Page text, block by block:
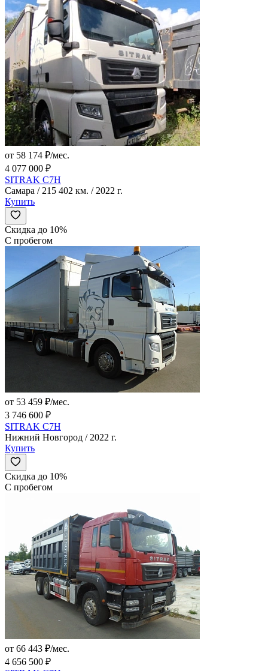
от 58 174 ₽/мес.
4 077 000 ₽
SITRAK C7H
Самара / 215 402 км. / 2022 г.
Купить
Скидка до 10%
С пробегом
от 53 459 ₽/мес.
3 746 600 ₽
SITRAK C7H
Нижний Новгород / 2022 г.
Купить
Скидка до 10%
С пробегом
от 66 443 ₽/мес.
4 656 500 ₽